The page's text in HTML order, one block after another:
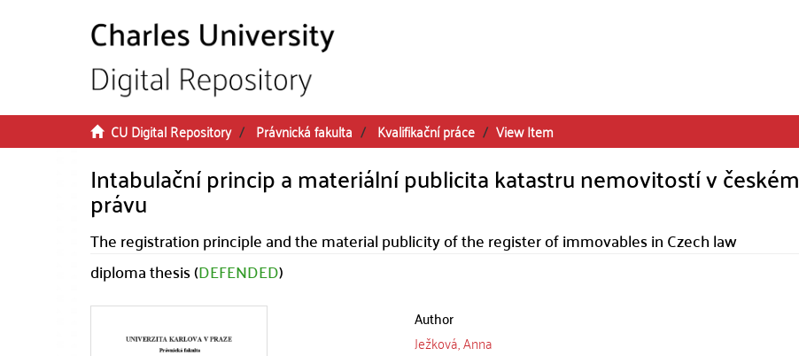
CU Digital Repository Právnická fakulta Kvalifikační práce View Item
Intabulační princip a materiální publicita katastru nemovitostí v českém
právu
The registration principle and the material publicity of the register of immovables in Czech law
diploma thesis (DEFENDED)
Author
Ježková, Anna